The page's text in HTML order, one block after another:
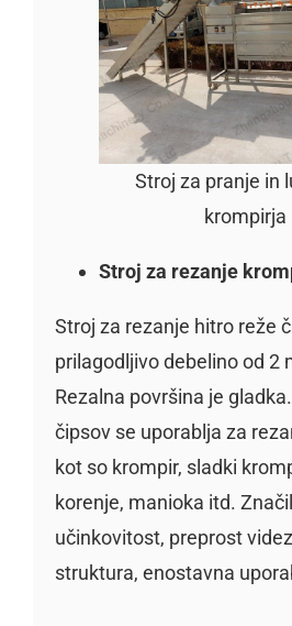
Stroj za pranje in
krompirja
Stroj za rezanje
Stroj za rezanje hitro reže
prilagodljivo debelino od 2
Rezalna površina je
čipsov se uporablja za
kot so krompir, sladki
korenje, manioka itd.
učinkovitost, preprost
struktura, enostavna